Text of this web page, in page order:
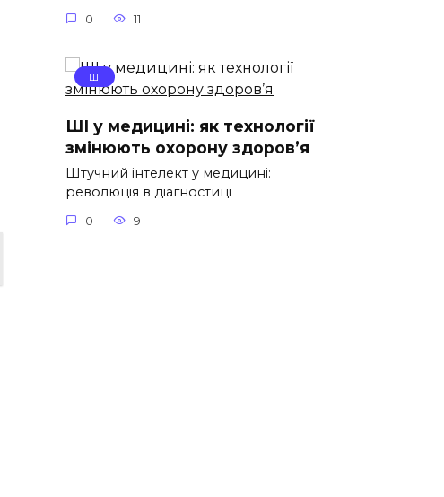
0 11
ШІ
ШІ у медицині: як технології
змінюють охорону здоров’я
Штучний інтелект у медицині:
революція в діагностиці
0 9